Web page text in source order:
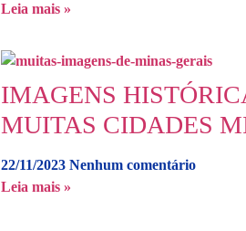
Leia mais »
IMAGENS
MUITAS CIDADES
22/11/2023 Nenhum comentário
Leia mais »